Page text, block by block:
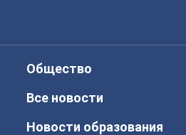
Общество
Все новости
Новости образования